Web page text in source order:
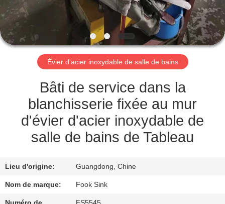
CONTRÔLE
DE
QUALITÉ
CONTACTEZ-
NOUS
DEMANDEZ
CITATION
PLAN
Évier d'acier inoxydable de salle de bains
Bâti de service dans la
blanchisserie fixée au mur
d'évier d'acier inoxydable de
salle de bains de Tableau
Lieu d'origine: Guangdong, Chine
Nom de marque: Fook Sink